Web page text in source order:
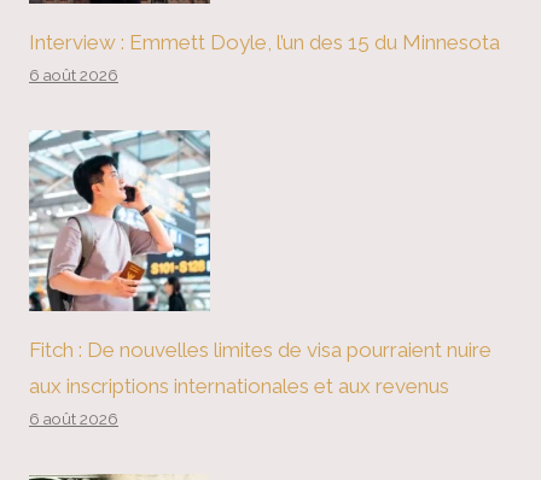
Interview : Emmett Doyle, l’un des 15 du Minnesota
6 août 2026
Fitch : De nouvelles limites de visa pourraient nuire
aux inscriptions internationales et aux revenus
6 août 2026